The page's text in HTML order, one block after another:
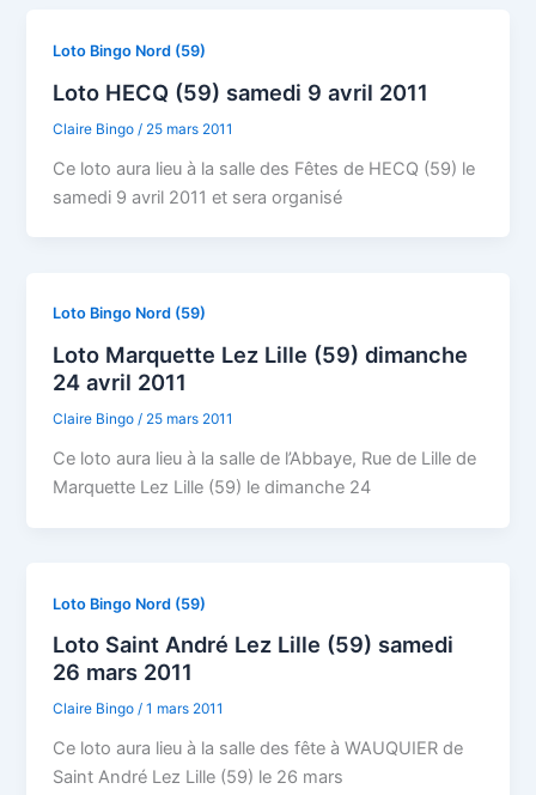
Loto Bingo Nord (59)
Loto HECQ (59) samedi 9 avril 2011
Claire Bingo / 25 mars 2011
Ce loto aura lieu à la salle des Fêtes de HECQ (59) le
samedi 9 avril 2011 et sera organisé
Loto Bingo Nord (59)
Loto Marquette Lez Lille (59) dimanche
24 avril 2011
Claire Bingo/ 25 mars 2011
Ce loto aura lieu à la salle de l’Abbaye, Rue de Lille de
Marquette Lez Lille (59) le dimanche 24
Loto Bingo Nord (59)
Loto Saint André Lez Lille (59) samedi
26 mars 2011
Claire Bingo/1 mars 2011
Ce loto aura lieu à la salle des fête à WAUQUIER de
Saint André Lez Lille (59) le 26 mars